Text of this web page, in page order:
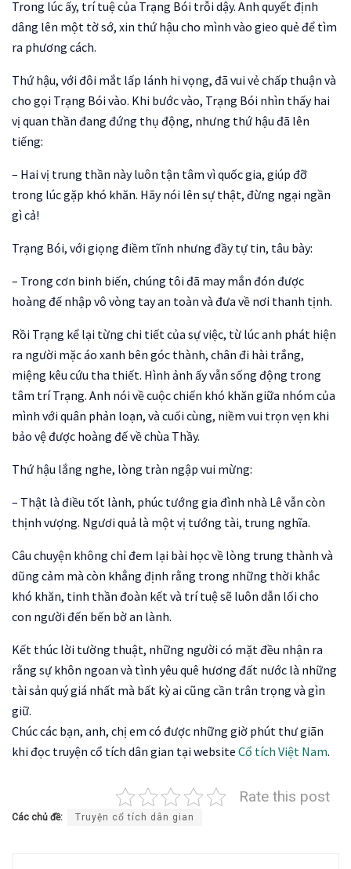
Trong lúc ấy, trí tuệ của Trạng Bói trỗi dậy. Anh quyết định
dâng lên một tờ sớ, xin thứ hậu cho mình vào gieo quẻ để tìm
ra phương cách.
Thứ hậu, với đôi mắt lấp lánh hi vọng, đã vui vẻ chấp thuận và
cho gọi Trạng Bói vào. Khi bước vào, Trạng Bói nhìn thấy hai
vị quan thần đang đứng thụ động, nhưng thứ hậu đã lên
tiếng:
– Hai vị trung thần này luôn tận tâm vì quốc gia, giúp đỡ
trong lúc gặp khó khăn. Hãy nói lên sự thật, đừng ngại ngần
gì cả!
Trạng Bói, với giọng điềm tĩnh nhưng đầy tự tin, tâu bày:
– Trong cơn binh biến, chúng tôi đã may mắn đón được
hoàng đế nhập vô vòng tay an toàn và đưa về nơi thanh tịnh.
Rồi Trạng kể lại từng chi tiết của sự việc, từ lúc anh phát hiện
ra người mặc áo xanh bên góc thành, chân đi hài trắng,
miệng kêu cứu tha thiết. Hình ảnh ấy vẫn sống động trong
tâm trí Trạng. Anh nói về cuộc chiến khó khăn giữa nhóm của
mình với quân phản loạn, và cuối cùng, niềm vui trọn vẹn khi
bảo vệ được hoàng đế về chùa Thầy.
Thứ hậu lắng nghe, lòng tràn ngập vui mừng:
– Thật là điều tốt lành, phúc tướng gia đình nhà Lê vẫn còn
thịnh vượng. Ngươi quả là một vị tướng tài, trung nghĩa.
Câu chuyện không chỉ đem lại bài học về lòng trung thành và
dũng cảm mà còn khẳng định rằng trong những thời khắc
khó khăn, tinh thần đoàn kết và trí tuệ sẽ luôn dẫn lối cho
con người đến bến bờ an lành.
Kết thúc lời tường thuật, những người có mặt đều nhận ra
rằng sự khôn ngoan và tình yêu quê hương đất nước là những
tài sản quý giá nhất mà bất kỳ ai cũng cần trân trọng và gìn
giữ.
Chúc các bạn, anh, chị em có được những giờ phút thư giãn
khi đọc truyện cổ tích dân gian tại website Cổ tích Việt Nam.
Rate this post
Các chủ đề: Truyện cổ tích dân gian